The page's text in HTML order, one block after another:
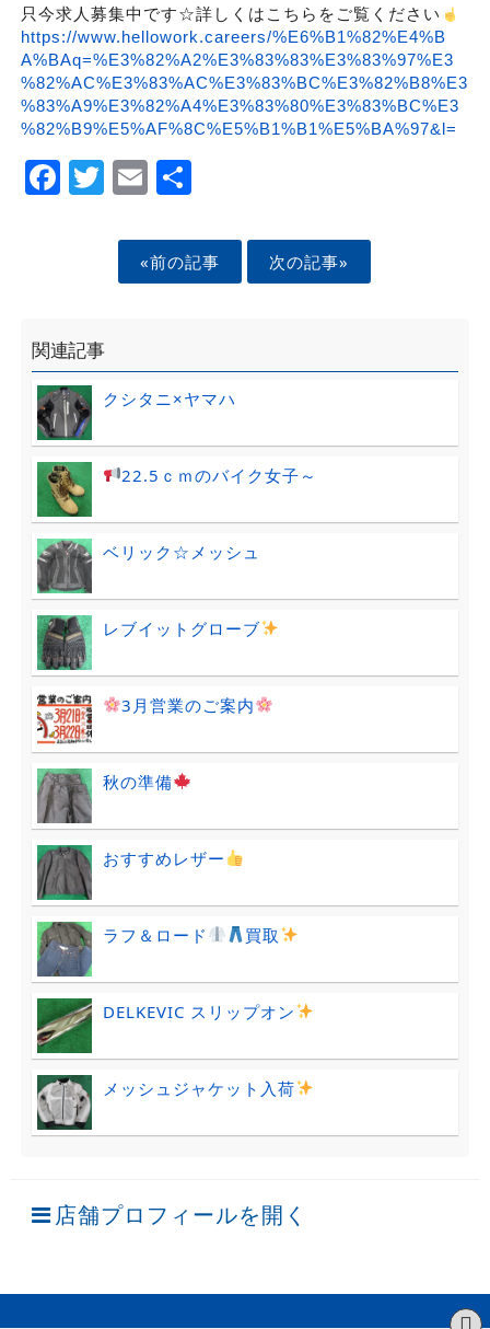
只今求人募集中です☆詳しくはこちらをご覧ください
https://www.hellowork.careers/%E6%B1%82%E4%B
A%BAq=%E3%82%A2%E3%83%83%E3%83%97%E3
%82%AC%E3%83%AC%E3%83%BC%E3%82%B8%E3
%83%A9%E3%82%A4%E3%83%80%E3%83%BC%E3
%82%B9%E5%AF%8C%E5%B1%B1%E5%BA%97&l=
Facebook
Twitter
EmailShare
«前の記事 次の記事»
関連記事
クシタニ×ヤマハ
22.5ｃｍのバイク女子～
ベリック☆メッシュ
レブイットグローブ
3月営業のご案内
秋の準備
おすすめレザー
ラフ＆ロード 買取
DELKEVIC スリップオン
メッシュジャケット入荷
店舗プロフィールを開く